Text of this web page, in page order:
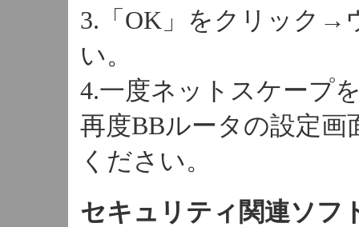
3.「OK」をクリック→
い。
4.一度ネットスケープ
再度BBルータの設定
ください。
セキュリティ関連ソフ